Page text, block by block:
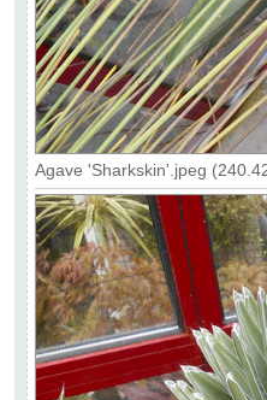
Agave 'Sharkskin'.jpeg